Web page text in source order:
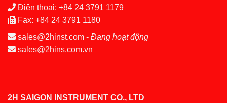
Điện thoại: +84 24 3791 1179
Fax: +84 24 3791 1180
sales@2hinst.com - Đang hoạt động
sales@2hins.com.vn
2H SAIGON INSTRUMENT CO., LTD